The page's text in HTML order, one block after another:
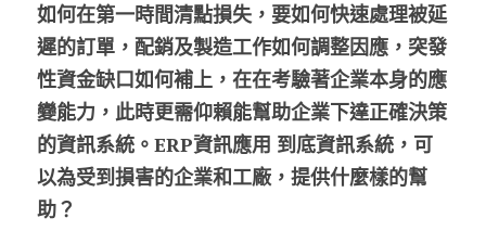
如何在第一時間清點損失，要如何快速處理被延
遲的訂單，配銷及製造工作如何調整因應，突發
性資金缺口如何補上，在在考驗著企業本身的應
變能力，此時更需仰賴能幫助企業下達正確決策
的資訊系統。ERP資訊應用 到底資訊系統，可
以為受到損害的企業和工廠，提供什麼樣的幫
助？